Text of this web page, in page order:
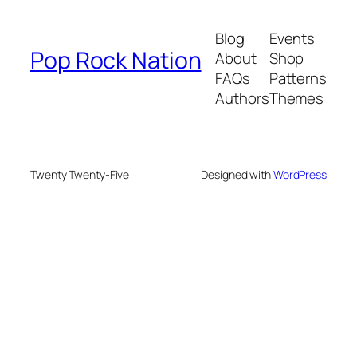
Pop Rock Nation
Blog
About
FAQs
Authors
Events
Shop
Patterns
Themes
Twenty Twenty-Five Designed withWordPress